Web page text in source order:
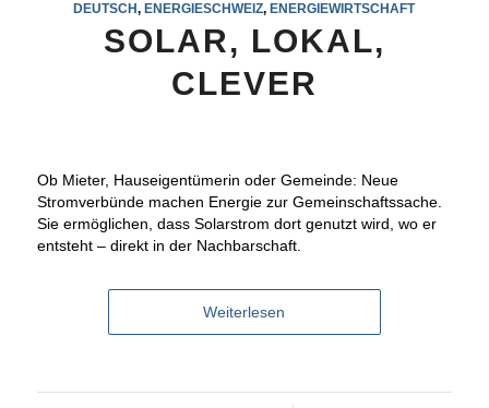
DEUTSCH, ENERGIESCHWEIZ, ENERGIEWIRTSCHAFT
SOLAR, LOKAL,
CLEVER
Ob Mieter, Hauseigentümerin oder Gemeinde: Neue
Stromverbünde machen Energie zur Gemeinschaftssache.
Sie ermöglichen, dass Solarstrom dort genutzt wird, wo er
entsteht – direkt in der Nachbarschaft.
Weiterlesen